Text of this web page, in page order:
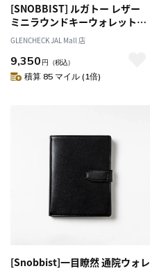
[SNOBBIST] ルガトー レザー
ミニラウンドキーウォレット
ネイビー(名入不可)[オススメ対
象]
GLENCHECK JAL Mall 店
9,350 円 （税込）
積算 85 マイル (1倍)
[Snobbist]一目瞭然 通院ウォレ